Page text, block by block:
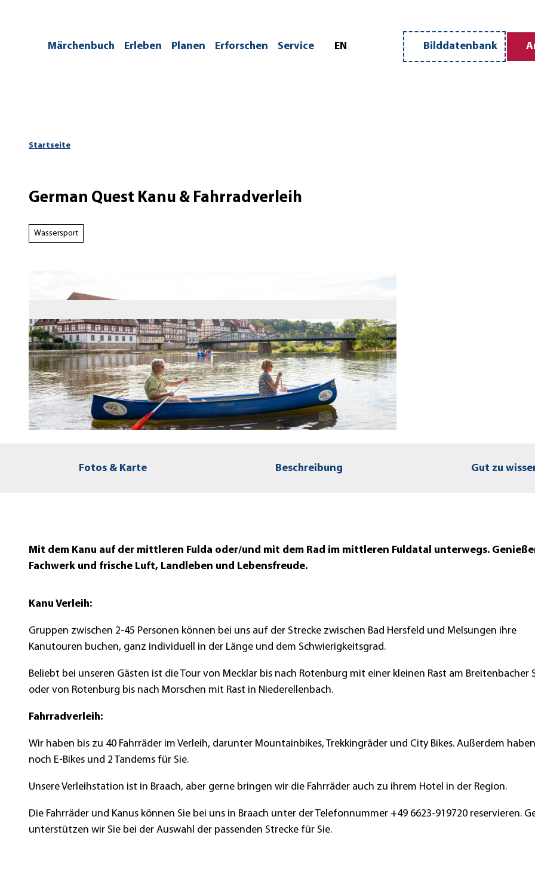
Märchenbuch Erleben Planen Erforschen Service EN
Merkzettel
Suche
Bilddatenbank
Startseite
German Quest Kanu & Fahrradverleih
Wassersport
Fotos & Karte Beschreibung Gut zu
Mit dem Kanu auf der mittleren Fulda oder/und mit dem Rad im mittleren Fuldatal unterwegs.
Fachwerk und frische Luft, Landleben und Lebensfreude.
Kanu Verleih:
Gruppen zwischen 2-45 Personen können bei uns auf der Strecke zwischen Bad Hersfeld und Melsungen ihre
Kanutouren buchen, ganz individuell in der Länge und dem Schwierigkeitsgrad.
Beliebt bei unseren Gästen ist die Tour von Mecklar bis nach Rotenburg mit einer kleinen Rast am Breitenbacher
oder von Rotenburg bis nach Morschen mit Rast in Niederellenbach.
Fahrradverleih:
Wir haben bis zu 40 Fahrräder im Verleih, darunter Mountainbikes, Trekkingräder und City Bikes. Außerdem
noch E-Bikes und 2 Tandems für Sie.
Unsere Verleihstation ist in Braach, aber gerne bringen wir die Fahrräder auch zu ihrem Hotel in der Region.
Die Fahrräder und Kanus können Sie bei uns in Braach unter der Telefonnummer +49 6623-919720 reservieren.
unterstützen wir Sie bei der Auswahl der passenden Strecke für Sie.